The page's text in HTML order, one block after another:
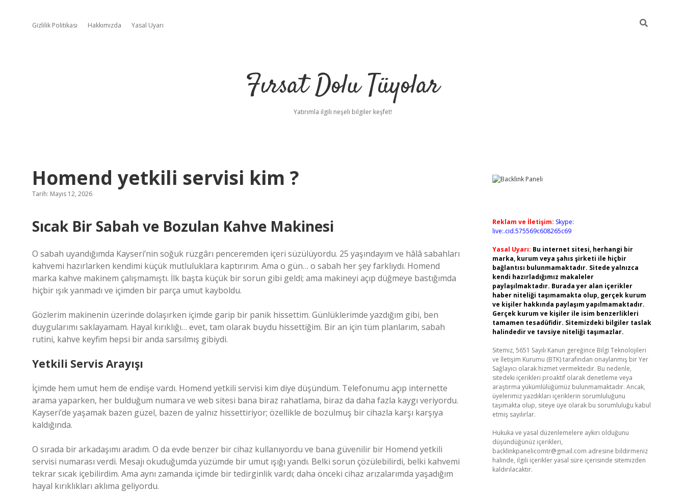
Gizlilik Politikası Hakkımızda Yasal Uyarı
Fırsat Dolu Tüyolar
Yatırımla ilgili neşeli bilgiler keşfet!
Homend yetkili servisi kim ?
Tarih: Mayıs 12, 2026
Sıcak Bir Sabah ve Bozulan Kahve Makinesi
O sabah uyandığımda Kayseri’nin soğuk rüzgârı penceremden içeri süzülüyordu. 25 yaşındayım ve hâlâ sabahları
kahvemi hazırlarken kendimi küçük mutluluklara kaptırırım. Ama o gün… o sabah her şey farklıydı. Homend
marka kahve makinem çalışmamıştı. İlk başta küçük bir sorun gibi geldi; ama makineyi açıp düğmeye bastığımda
hiçbir ışık yanmadı ve içimden bir parça umut kayboldu.
Gözlerim makinenin üzerinde dolaşırken içimde garip bir panik hissettim. Günlüklerimde yazdığım gibi, ben
duygularımı saklayamam. Hayal kırıklığı… evet, tam olarak buydu hissettiğim. Bir an için tüm planlarım, sabah
rutini, kahve keyfim hepsi bir anda sarsılmış gibiydi.
Yetkili Servis Arayışı
İçimde hem umut hem de endişe vardı. Homend yetkili servisi kim diye düşündüm. Telefonumu açıp internette
arama yaparken, her bulduğum numara ve web sitesi bana biraz rahatlama, biraz da daha fazla kaygı veriyordu.
Kayseri’de yaşamak bazen güzel, bazen de yalnız hissettiriyor; özellikle de bozulmuş bir cihazla karşı karşıya
kaldığında.
O sırada bir arkadaşımı aradım. O da evde benzer bir cihaz kullanıyordu ve bana güvenilir bir Homend yetkili
servisi numarası verdi. Mesajı okuduğumda yüzümde bir umut ışığı yandı. Belki sorun çözülebilirdi, belki kahvemi
tekrar sıcak içebilirdim. Ama aynı zamanda içimde bir tedirginlik vardı; daha önceki cihaz arızalarımda yaşadığım
hayal kırıklıkları aklıma geliyordu.
Sidebar
Reklam ve İletişim: Skype:
live:.cid.575569c608265c69
Yasal Uyarı: Bu internet sitesi, herhangi bir
marka, kurum veya şahıs şirketi ile hiçbir
bağlantısı bulunmamaktadır. Sitede yalnızca
kendi hazırladığımız makaleler
paylaşılmaktadır. Burada yer alan içerikler
haber niteliği taşımamakta olup, gerçek kurum
ve kişiler hakkında paylaşım yapılmamaktadır.
Gerçek kurum ve kişiler ile isim benzerlikleri
tamamen tesadüfidir. Sitemizdeki bilgiler taslak
halindedir ve tavsiye niteliği taşımazlar.
Sitemiz, 5651 Sayılı Kanun gereğince Bilgi Teknolojileri
ve İletişim Kurumu (BTK) tarafından onaylanmış bir Yer
Sağlayıcı olarak hizmet vermektedir. Bu nedenle,
sitedeki içerikleri proaktif olarak denetleme veya
araştırma yükümlülüğümüz bulunmamaktadır. Ancak,
üyelerimiz yazdıkları içeriklerin sorumluluğunu
taşımakta olup, siteye üye olarak bu sorumluluğu kabul
etmiş sayılırlar.
Hukuka ve yasal düzenlemelere aykırı olduğunu
düşündüğünüz içerikleri,
backlinkpanelicomtr@gmail.com adresine bildirmeniz
halinde, ilgili içerikler yasal süre içerisinde sitemizden
kaldırılacaktır.